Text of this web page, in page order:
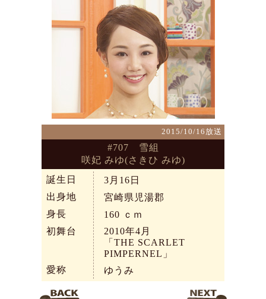
2015/10/16放送
#707 雪組
咲妃 みゆ(さきひ みゆ)
誕生日
3月16日
出身地
宮崎県児湯郡
身長
160 ｃｍ
初舞台
2010年4月
「THE SCARLET
PIMPERNEL」
愛称
ゆうみ